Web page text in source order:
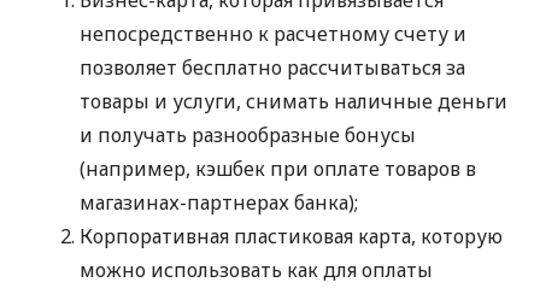
непосредственно к расчетному счету и
позволяет бесплатно рассчитываться за
товары и услуги, снимать наличные деньги
и получать разнообразные бонусы
(например, кэшбек при оплате товаров в
магазинах-партнерах банка);
Корпоративная пластиковая карта, которую
можно использовать как для оплаты